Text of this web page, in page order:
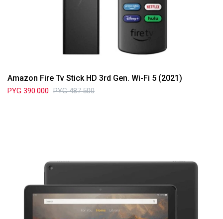
Amazon Fire Tv Stick HD 3rd Gen. Wi-Fi 5 (2021)
PYG 390.000 PYG 487.500